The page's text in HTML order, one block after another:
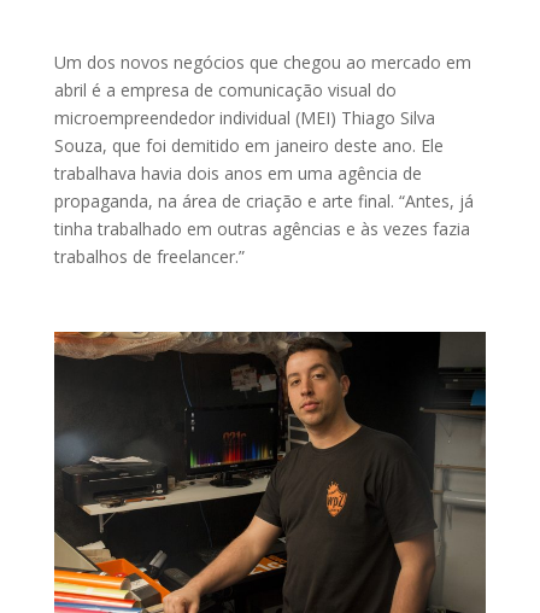
Um dos novos negócios que chegou ao mercado em
abril é a empresa de comunicação visual do
microempreendedor individual (MEI) Thiago Silva
Souza, que foi demitido em janeiro deste ano. Ele
trabalhava havia dois anos em uma agência de
propaganda, na área de criação e arte final. “Antes, já
tinha trabalhado em outras agências e às vezes fazia
trabalhos de freelancer.”